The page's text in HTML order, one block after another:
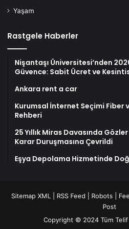
Yaşam
Rastgele Haberler
Nişantaşı Üniversitesi’nden
Güvence: Sabit Ücret ve
Ankara rent a car
Kurumsal İnternet Seçimi Fiber
Rehberi
25 Yıllık Miras Davasında
Karar Duruşmasına Çevrildi
Eşya Depolama Hizmetinde
Sitemap XML RSS Feed Robots
Post
Copyright © 2024 Tüm Telif